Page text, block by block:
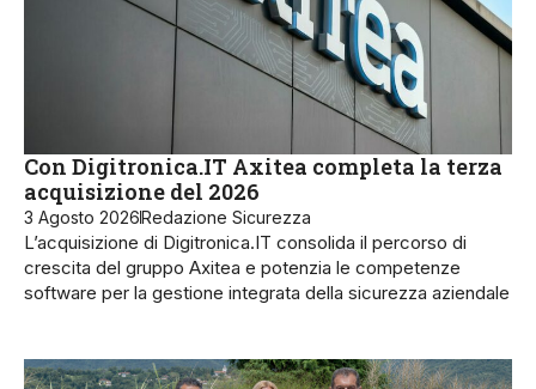
Con Digitronica.IT Axitea completa la terza
acquisizione del 2026
3 Agosto 2026Redazione Sicurezza
L’acquisizione di Digitronica.IT consolida il percorso di
crescita del gruppo Axitea e potenzia le competenze
software per la gestione integrata della sicurezza aziendale